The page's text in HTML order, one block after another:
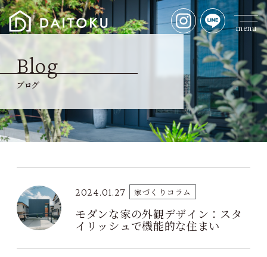
Blog
ブログ
2024.01.27 家づくりコラム
モダンな家の外観デザイン：スタ
イリッシュで機能的な住まい